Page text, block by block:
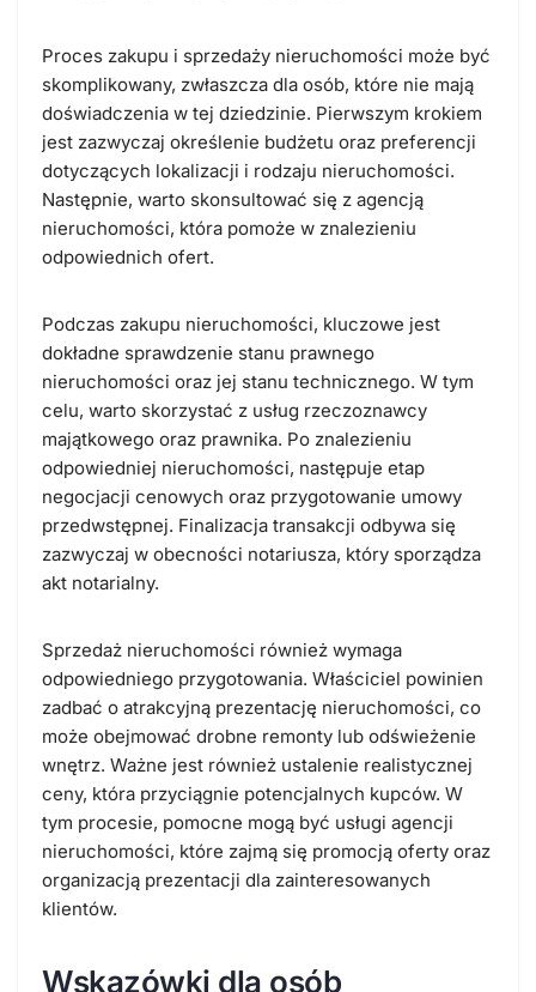
Proces zakupu i sprzedaży nieruchomości może być
skomplikowany, zwłaszcza dla osób, które nie mają
doświadczenia w tej dziedzinie. Pierwszym krokiem
jest zazwyczaj określenie budżetu oraz preferencji
dotyczących lokalizacji i rodzaju nieruchomości.
Następnie, warto skonsultować się z agencją
nieruchomości, która pomoże w znalezieniu
odpowiednich ofert.
Podczas zakupu nieruchomości, kluczowe jest
dokładne sprawdzenie stanu prawnego
nieruchomości oraz jej stanu technicznego. W tym
celu, warto skorzystać z usług rzeczoznawcy
majątkowego oraz prawnika. Po znalezieniu
odpowiedniej nieruchomości, następuje etap
negocjacji cenowych oraz przygotowanie umowy
przedwstępnej. Finalizacja transakcji odbywa się
zazwyczaj w obecności notariusza, który sporządza
akt notarialny.
Sprzedaż nieruchomości również wymaga
odpowiedniego przygotowania. Właściciel powinien
zadbać o atrakcyjną prezentację nieruchomości, co
może obejmować drobne remonty lub odświeżenie
wnętrz. Ważne jest również ustalenie realistycznej
ceny, która przyciągnie potencjalnych kupców. W
tym procesie, pomocne mogą być usługi agencji
nieruchomości, które zajmą się promocją oferty oraz
organizacją prezentacji dla zainteresowanych
klientów.
Wskazówki dla osób